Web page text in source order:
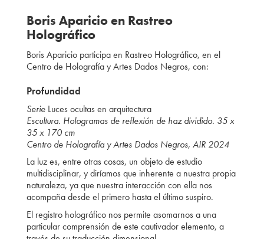
Boris Aparicio en Rastreo
Holográfico
Boris Aparicio participa en Rastreo Holográfico, en el
Centro de Holografía y Artes Dados Negros, con:
Profundidad
Serie Luces ocultas en arquitectura
Escultura. Hologramas de reflexión de haz dividido. 35 x
35 x 170 cm
Centro de Holografía y Artes Dados Negros, AIR 2024
La luz es, entre otras cosas, un objeto de estudio
multidisciplinar, y diríamos que inherente a nuestra propia
naturaleza, ya que nuestra interacción con ella nos
acompaña desde el primero hasta el último suspiro.
El registro holográfico nos permite asomarnos a una
particular comprensión de este cautivador elemento, a